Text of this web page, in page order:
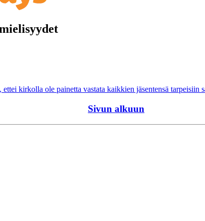
kirkolla ole painetta vastata kaikkien jäsentensä
Sivun alkuun